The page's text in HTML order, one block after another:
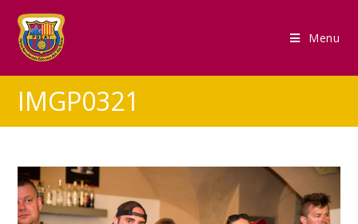
Menu
IMGP0321